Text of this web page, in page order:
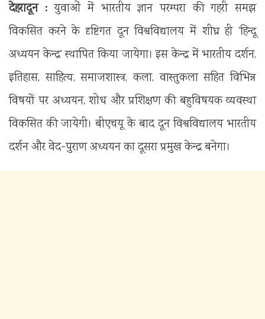
देहरादून :युवाओं में भारतीय ज्ञान परम्परा की गहरी समझ
विकसित करने के दृष्टिगत दून विश्वविद्यालय में शीघ्र ही ‘हिन्दू
अध्ययन केन्द्र’ स्थापित किया जायेगा। इस केन्द्र में भारतीय दर्शन,
इतिहास, साहित्य, समाजशास्त्र, कला, वास्तुकला सहित विभिन्न
विषयों पर अध्ययन, शोध और प्रशिक्षण की बहुविषयक व्यवस्था
विकसित की जायेगी। बीएचयू के बाद दून विश्वविद्यालय भारतीय
दर्शन और वेद-पुराण अध्ययन का दूसरा प्रमुख केन्द्र बनेगा।